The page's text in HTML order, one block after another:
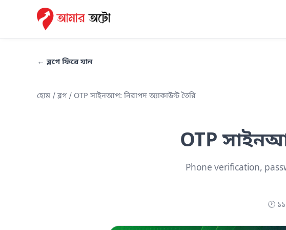
← ব্লগে ফিরে যান
হোম / ব্লগ/ OTP সাইনআপ: নিরাপদ অ্যাকাউন্ট তৈরি
OTP
Phone verification,
🕐